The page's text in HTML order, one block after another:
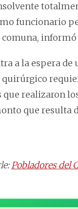
funcionario
comuna,
a la espera
que realizaron
que resulta
Pobladores del